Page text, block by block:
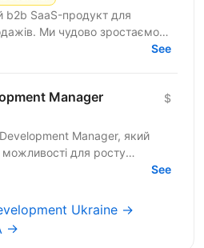
Ми чудово зростаємо в
ж динаміки на
See
Manager $
Manager, який
для росту
і клієнтів, вести повний
See
Ukraine →
→